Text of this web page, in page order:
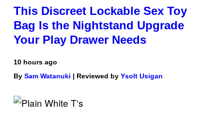
This Discreet Lockable Sex Toy
Bag Is the Nightstand Upgrade
Your Play Drawer Needs
10 hours ago
By Sam Watanuki | Reviewed by Ysolt Usigan